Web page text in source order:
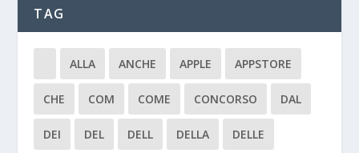
TAG
ALLA ANCHE APPLE APPSTORE
CHE COM COME CONCORSO DAL
DEI DEL DELL DELLA DELLE